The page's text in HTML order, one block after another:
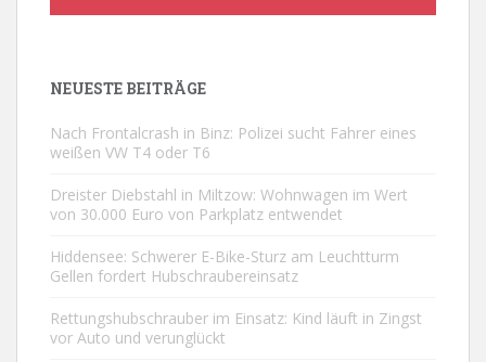
NEUESTE BEITRÄGE
Nach Frontalcrash in Binz: Polizei sucht Fahrer eines
weißen VW T4 oder T6
Dreister Diebstahl in Miltzow: Wohnwagen im Wert
von 30.000 Euro von Parkplatz entwendet
Hiddensee: Schwerer E-Bike-Sturz am Leuchtturm
Gellen fordert Hubschraubereinsatz
Rettungshubschrauber im Einsatz: Kind läuft in Zingst
vor Auto und verunglückt